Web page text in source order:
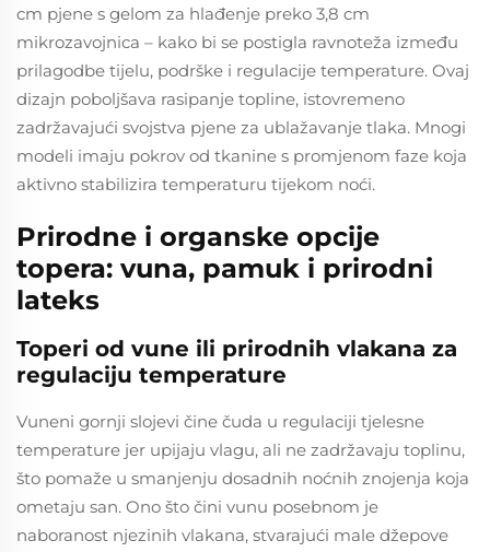
cm pjene s gelom za hlađenje preko 3,8 cm
mikrozavojnica – kako bi se postigla ravnoteža između
prilagodbe tijelu, podrške i regulacije temperature. Ovaj
dizajn poboljšava rasipanje topline, istovremeno
zadržavajući svojstva pjene za ublažavanje tlaka. Mnogi
modeli imaju pokrov od tkanine s promjenom faze koja
aktivno stabilizira temperaturu tijekom noći.
Prirodne i organske opcije
topera: vuna, pamuk i prirodni
lateks
Toperi od vune ili prirodnih vlakana za
regulaciju temperature
Vuneni gornji slojevi čine čuda u regulaciji tjelesne
temperature jer upijaju vlagu, ali ne zadržavaju toplinu,
što pomaže u smanjenju dosadnih noćnih znojenja koja
ometaju san. Ono što čini vunu posebnom je
naboranost njezinih vlakana, stvarajući male džepove